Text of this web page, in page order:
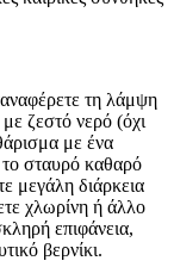
τη λάμψη
ζεστό νερό (όχι
με ένα
το σταυρό καθαρό
μεγάλη διάρκεια
χλωρίνη ή άλλο
επιφάνεια,
βερνίκι.